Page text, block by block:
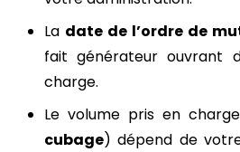
La date de l’ordre de
fait générateur ouvrant
charge.
Le volume pris en
cubage) dépend de